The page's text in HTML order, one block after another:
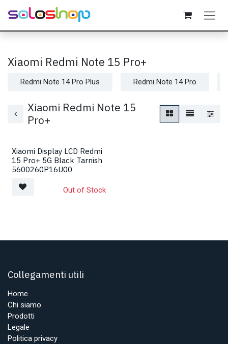
Passa al contenuto
Xiaomi Redmi Note 15 Pro+
Redmi Note 14 Pro Plus Redmi Note 14 Pro
Xiaomi Redmi Note 15
Pro+
Xiaomi Display LCD Redmi
15 Pro+ 5G Black Tarnish
5600260P16U00
Out of Stock
Collegamenti utili
Home
Chi siamo
Prodotti
Legale
Politica privacy